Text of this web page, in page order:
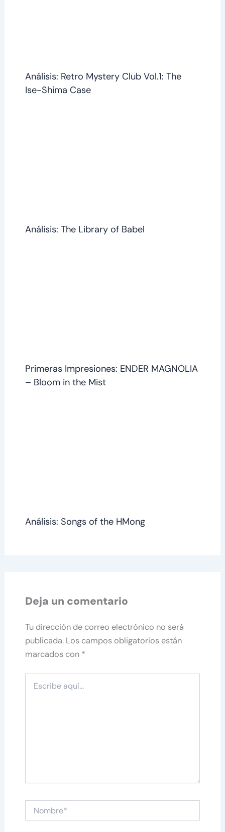
Análisis: Retro Mystery Club Vol.1: The
Ise-Shima Case
Análisis: The Library of Babel
Primeras Impresiones: ENDER MAGNOLIA
– Bloom in the Mist
Análisis: Songs of the HMong
Deja un comentario
Tu dirección de correo electrónico no será
publicada. Los campos obligatorios están
marcados con *
aquí...